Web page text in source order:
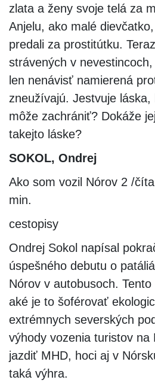
zlata a ženy svoje telá za
Anjelu, ako malé
predali za prostitútku.
strávených v
len nenávisť namierená
zneužívajú. Jestvuje láska,
môže zachrániť? Dokáže
takejto láske?
SOKOL, Ondrej
Ako som vozil Nórov 2 /
min.
cestopisy
Ondrej Sokol napísal
úspešného debutu o
Nórov v autobusoch.
aké je to šoférovať
extrémnych severských
výhody vozenia turistov na
jazdiť MHD, hoci aj v
taká výhra.